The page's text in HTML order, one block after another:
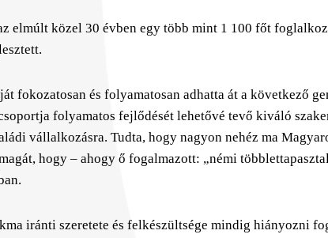
elmúlt közel 30 évben egy több mint 1 100 főt
fokozatosan és folyamatosan adhatta át a következő
folyamatos fejlődését lehetővé tevő kiváló
vállalkozásra. Tudta, hogy nagyon nehéz ma
hogy – ahogy ő fogalmazott: „némi
iránti szeretete és felkészültsége mindig hiányozni